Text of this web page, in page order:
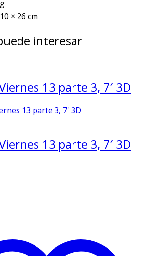
× 26 cm
interesar
13 parte 3, 7′ 3D
13 parte 3, 7′ 3D